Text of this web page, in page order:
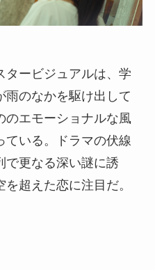
タービジュアルは、学
雨のなかを駆け出して
のエモーショナルな風
ている。ドラマの伏線
で更なる深い謎に誘
超えた恋に注目だ。